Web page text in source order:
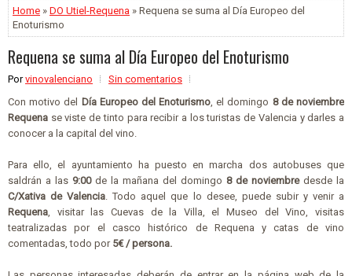
Home » DO Utiel-Requena » Requena se suma al Día Europeo del
Enoturismo
Requena se suma al Día Europeo del Enoturismo
Porvinovalenciano
Sin comentarios
Con motivo del Día Europeo del Enoturismo , el domingo 8 de noviembre
Requena se viste de tinto para recibir a los turistas de Valencia y darles a
conocer a la capital del vino.
Para ello, el ayuntamiento ha puesto en marcha dos autobuses que
saldrán a las 9:00de la mañana del domingo 8 de noviembredesde la
C/Xativa de Valencia . Todo aquel que lo desee, puede subir y venir a
Requena , visitar las Cuevas de la Villa, el Museo del Vino, visitas
teatralizadas por el casco histórico de Requena y catas de vino
comentadas, todo por 5€ / persona.